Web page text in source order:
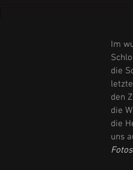
Im
die
den
die
die
uns